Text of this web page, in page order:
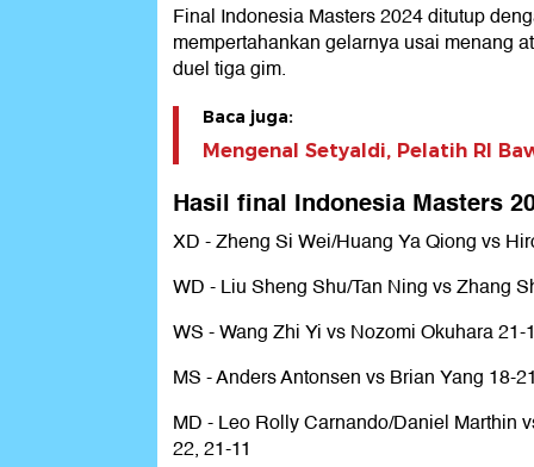
Final Indonesia Masters 2024 ditutup
mempertahankan gelarnya usai menang
duel tiga gim.
Baca juga:
Mengenal Setyaldi, Pelatih RI
Hasil final Indonesia Masters
XD - Zheng Si Wei/Huang Ya Qiong vs
WD - Liu Sheng Shu/Tan Ning vs Zhang
WS - Wang Zhi Yi vs Nozomi Okuhara 21-
MS - Anders Antonsen vs Brian Yang 18-
MD - Leo Rolly Carnando/Daniel Marthin
22, 21-11